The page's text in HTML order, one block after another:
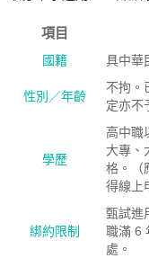
項目
國籍 具中華
性別／年齡
不拘。
定亦不
學歷
高中職
大專、
格。（
得線上
綁約限制
甄試進
職滿 6
處。